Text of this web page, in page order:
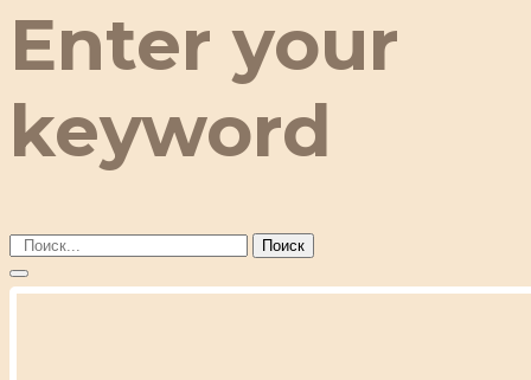
Enter your
keyword
Поиск